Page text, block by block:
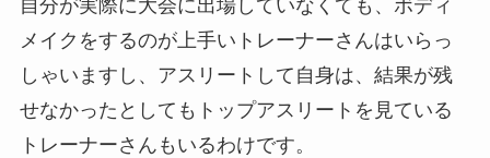
自分が実際に大会に出場していなくても、ボディ
メイクをするのが上手いトレーナーさんはいらっ
しゃいますし、アスリートして自身は、結果が残
せなかったとしてもトップアスリートを見ている
トレーナーさんもいるわけです。